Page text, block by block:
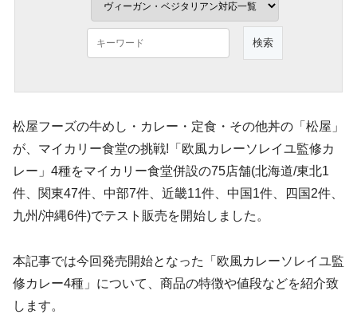
松屋フーズの牛めし・カレー・定食・その他丼の「松屋」
が、マイカリー食堂の挑戦!「欧風カレーソレイユ監修カ
レー」4種をマイカリー食堂併設の75店舗(北海道/東北1
件、関東47件、中部7件、近畿11件、中国1件、四国2件、
九州/沖縄6件)でテスト販売を開始しました。
本記事では今回発売開始となった「欧風カレーソレイユ監
修カレー4種」について、商品の特徴や値段などを紹介致
します。